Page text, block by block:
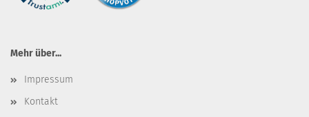
Mehr über...
Impressum
Kontakt